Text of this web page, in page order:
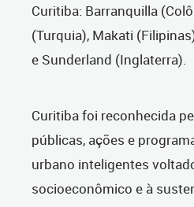
Curitiba: Barranquilla
(Turquia), Makati
e Sunderland (Inglaterra).
Curitiba foi reconhecida
públicas, ações e
urbano inteligentes
socioeconômico e à